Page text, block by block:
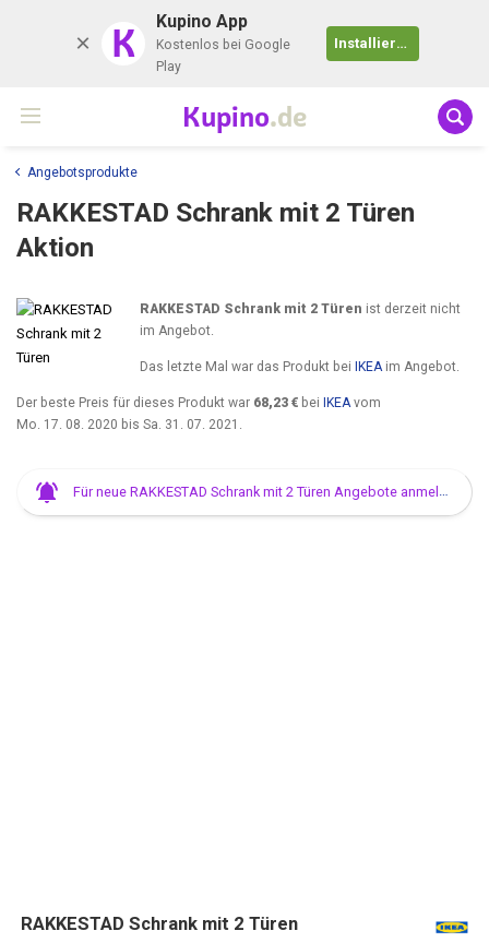
K Kupino App
Kostenlos bei Google
Play
Installieren
Kupino.de
Angebotsprodukte
RAKKESTAD Schrank mit 2 Türen
Aktion
RAKKESTAD Schrank mit 2 Türen ist derzeit nicht
im Angebot.
Das letzte Mal war das Produkt bei IKEAim Angebot.
Der beste Preis für dieses Produkt war 68,23 € bei IKEA vom
Mo. 17. 08. 2020 bis Sa. 31. 07. 2021
Für neue RAKKESTAD Schrank mit 2 Türen Angebote anmelden
RAKKESTAD Schrank mit 2 Türen